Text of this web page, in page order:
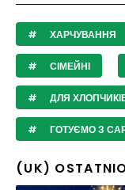
ХАРЧУВАННЯ
СІМЕЙНІ
ДЛЯ
ГОТУЄМО З
(UK)